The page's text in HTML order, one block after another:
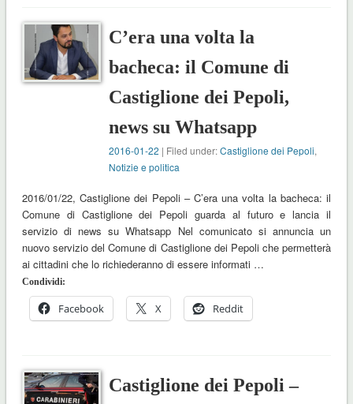
C’era una volta la
bacheca: il Comune di
Castiglione dei Pepoli,
news su Whatsapp
2016-01-22 | Filed under:Castiglione dei Pepoli,
Notizie e politica
2016/01/22, Castiglione dei Pepoli – C’era una volta la bacheca: il
Comune di Castiglione dei Pepoli guarda al futuro e lancia il
servizio di news su Whatsapp Nel comunicato si annuncia un
nuovo servizio del Comune di Castiglione dei Pepoli che permetterà
ai cittadini che lo richiederanno di essere informati …
Condividi:
Facebook X Reddit
Castiglione dei Pepoli –